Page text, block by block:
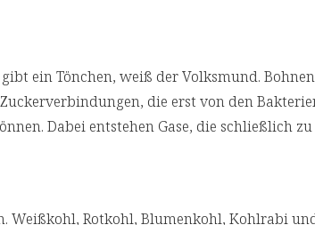
gibt ein Tönchen, weiß der Volksmund.
die erst von den
Dabei entstehen Gase, die schließlich
Rotkohl, Blumenkohl, Kohlrabi